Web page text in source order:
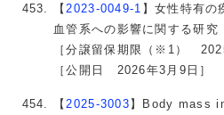
【 2023-0049-1 】女性特有の
血管系への影響に関する研究
［分譲留保期限（※1）
［公開日 2026年3月9日］
【 2025-3003 】Body mass